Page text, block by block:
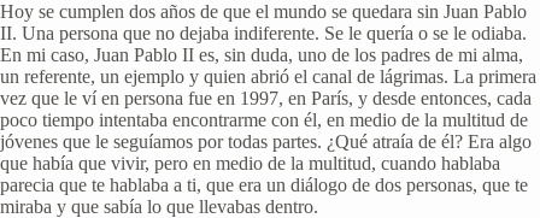
Hoy se cumplen dos años de que el mundo se quedara sin Juan Pablo
II. Una persona que no dejaba indiferente. Se le quería o se le odiaba.
En mi caso, Juan Pablo II es, sin duda, uno de los padres de mi alma,
un referente, un ejemplo y quien abrió el canal de lágrimas. La primera
vez que le ví en persona fue en 1997, en París, y desde entonces, cada
poco tiempo intentaba encontrarme con él, en medio de la multitud de
jóvenes que le seguíamos por todas partes. ¿Qué atraía de él? Era algo
que había que vivir, pero en medio de la multitud, cuando hablaba
parecia que te hablaba a ti, que era un diálogo de dos personas, que te
miraba y que sabía lo que llevabas dentro.